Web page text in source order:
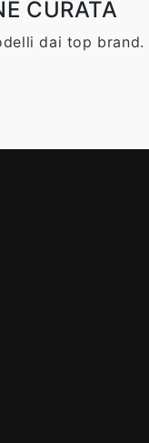
CURATA
dai top brand.